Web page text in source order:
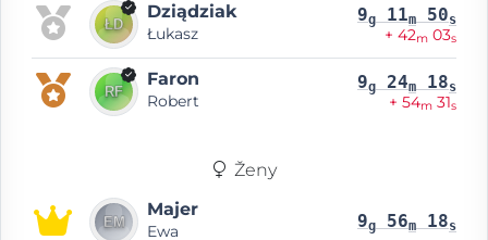
Dziądziak
Łukasz
9g 11m 50s
+ 42m 03s
Faron
Robert
9g 24m 18s
+ 54m 31s
Ženy
Majer
Ewa 9g 56m 18s